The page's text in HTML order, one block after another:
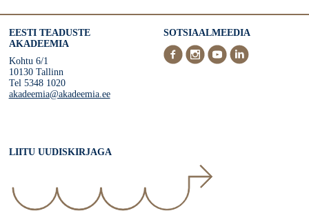
EESTI TEADUSTE
AKADEEMIA
Kohtu 6/1
10130 Tallinn
Tel 5348 1020
akadeemia@akadeemia.ee
SOTSIAALMEEDIA
LIITU UUDISKIRJAGA